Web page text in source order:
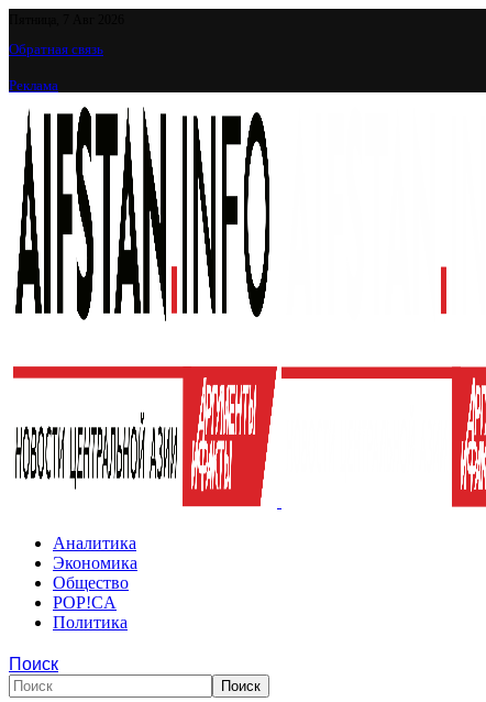
Обратная связь
Реклама
Аналитика
Экономика
Общество
POP!CA
Политика
Поиск